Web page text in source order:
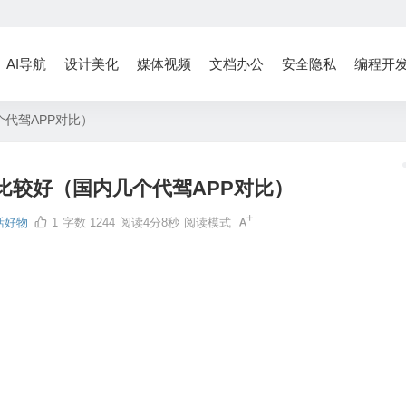
AI导航 设计美化 媒体视频 文档办公 安全隐私 编程开
驾APP对比）
较好（国内几个代驾APP对比）
好物 1 字数 1244 阅读4分8秒 阅读模式